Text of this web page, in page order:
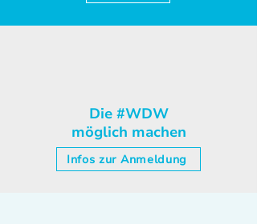
Die #WDW
möglich machen
Infos zur Anmeldung